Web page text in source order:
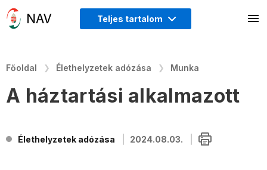
Teljes tartalom
Főoldal Élethelyzetek adózása Munka
A háztartási alkalmazott
Élethelyzetek adózása 2024.08.03.